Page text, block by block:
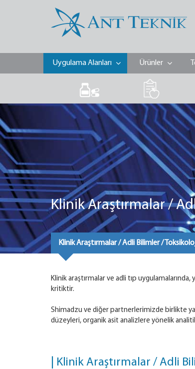
Uygulama Alanları Ürünler
Klinik Araştırmalar /
Klinik Araştırmalar / Adli Bilimler /
Klinik araştırmalar ve adli tıp
kritiktir.
Shimadzu ve diğer partnerlerimizde birlikte
düzeyleri, organik asit analizlere yönelik
| Klinik Araştırmalar / Adli